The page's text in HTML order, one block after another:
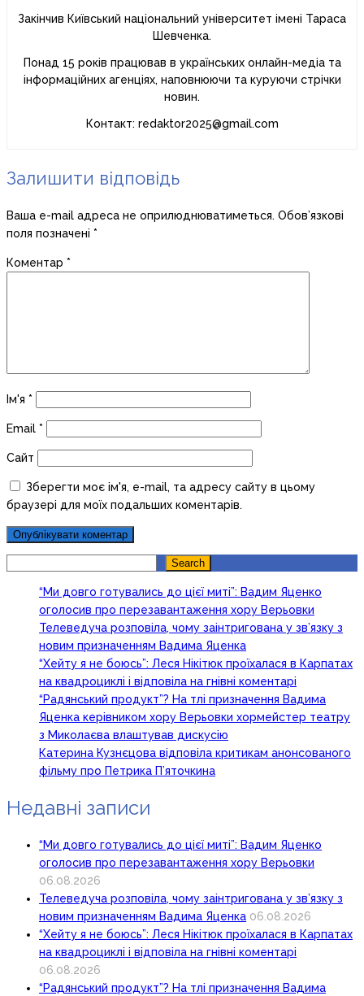
Закінчив Київський національний університет імені Тараса
Шевченка.
Понад 15 років працював в українських онлайн-медіа та
інформаційних агенціях, наповнюючи та куруючи стрічки
новин.
Контакт: redaktor2025@gmail.com
Залишити відповідь
Ваша e-mail адреса не оприлюднюватиметься. Обов’язкові
поля позначені *
Коментар *
Ім'я *
Email *
Сайт
Зберегти моє ім'я, e-mail, та адресу сайту в цьому
браузері для моїх подальших коментарів.
Search
“Ми довго готувались до цієї миті”: Вадим Яценко
оголосив про перезавантаження хору Верьовки
Телеведуча розповіла, чому заінтригована у зв’язку з
новим призначенням Вадима Яценка
“Хейту я не боюсь”: Леся Нікітюк проїхалася в Карпатах
на квадроциклі і відповіла на гнівні коментарі
“Радянський продукт”? На тлі призначення Вадима
Яценка керівником хору Верьовки хормейстер театру
з Миколаєва влаштував дискусію
Катерина Кузнєцова відповіла критикам анонсованого
фільму про Петрика П’яточкина
Недавні записи
“Ми довго готувались до цієї миті”: Вадим Яценко
оголосив про перезавантаження хору Верьовки
06.08.2026
Телеведуча розповіла, чому заінтригована у зв’язку з
новим призначенням Вадима Яценка 06.08.2026
“Хейту я не боюсь”: Леся Нікітюк проїхалася в Карпатах
на квадроциклі і відповіла на гнівні коментарі
06.08.2026
“Радянський продукт”? На тлі призначення Вадима